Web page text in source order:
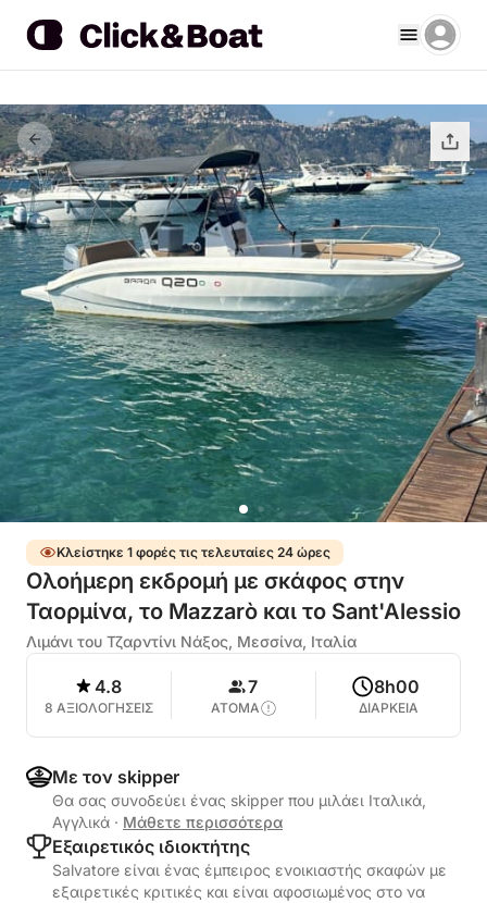
Κλείστηκε 1 φορές τις τελευταίες 24 ώρες
Ολοήμερη εκδρομή με σκάφος στην
Ταορμίνα, το Mazzarò και το Sant'Alessio
Λιμάνι του Τζαρντίνι Νάξος, Μεσσίνα, Ιταλία
4.8
8 ΑΞΙΟΛΟΓΗΣΕΙΣ
7
ΑΤΟΜΑ
8h00
ΔΙΑΡΚΕΙΑ
Με τον skipper
Θα σας συνοδεύει ένας skipper που μιλάει Ιταλικά,
Αγγλικά · Μάθετε περισσότερα
Εξαιρετικός ιδιοκτήτης
Salvatore είναι ένας έμπειρος ενοικιαστής σκαφών με
εξαιρετικές κριτικές και είναι αφοσιωμένος στο να